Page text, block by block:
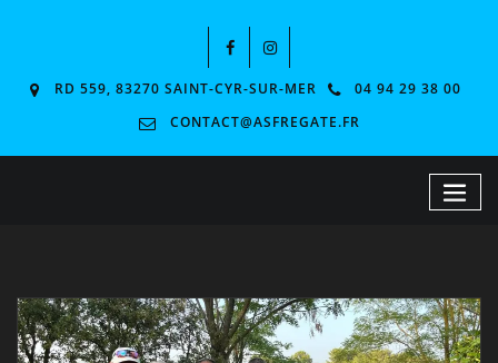
RD 559, 83270 SAINT-CYR-SUR-MER
04 94 29 38 00
CONTACT@ASFREGATE.FR